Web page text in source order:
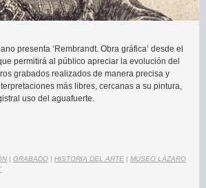
presenta ‘Rembrandt. Obra gráfica’ desde el
permitirá al público apreciar la evolución del
grabados realizados de manera precisa y
más libres, cercanas a su pintura,
uso del aguafuerte.
| GRABADO | HISTORIA DEL ARTE | MUSEO LÁZARO